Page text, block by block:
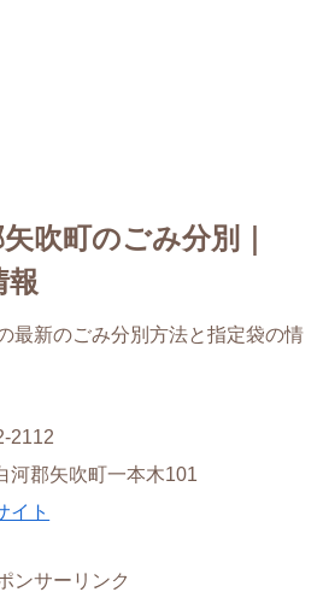
吹町のごみ分別｜
報
最新のごみ分別方法と指定袋の情
2112
河郡矢吹町一本木101
イト
ンサーリンク